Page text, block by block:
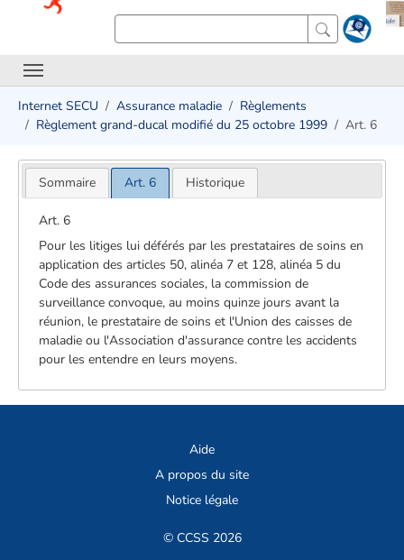
Internet SECU Assurance maladie
Règlements
Règlement grand-ducal modifié du 25 octobre 1999
Art. 6
Sommaire Art. 6 Historique
Art. 6
Pour les litiges lui déférés par les prestataires de soins en
application des articles 50, alinéa 7 et 128, alinéa 5 du
Code des assurances sociales, la commission de
surveillance convoque, au moins quinze jours avant la
réunion, le prestataire de soins et l'Union des caisses de
maladie ou l'Association d'assurance contre les accidents
pour les entendre en leurs moyens.
Aide
A propos du site
Notice légale
© CCSS 2026